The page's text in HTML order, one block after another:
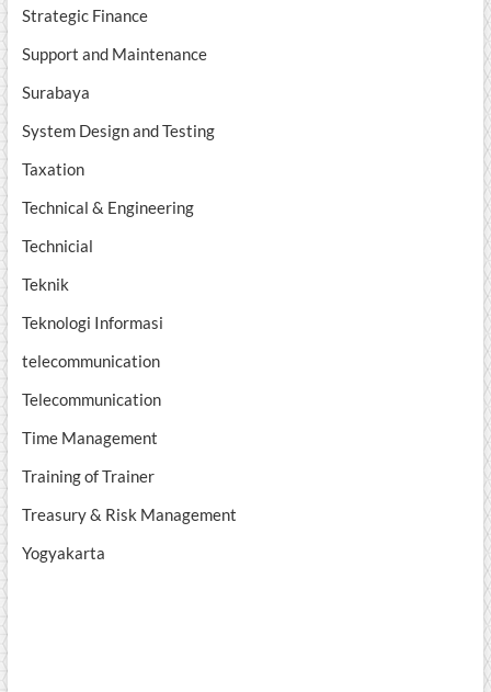
Strategic Finance
Support and Maintenance
Surabaya
System Design and Testing
Taxation
Technical & Engineering
Technicial
Teknik
Teknologi Informasi
telecommunication
Telecommunication
Time Management
Training of Trainer
Treasury & Risk Management
Yogyakarta